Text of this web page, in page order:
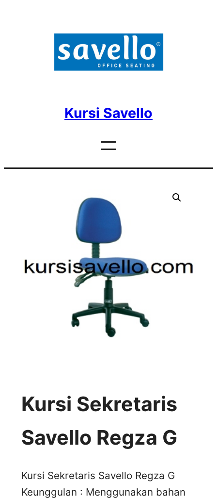
Kursi Savello
Kursi Sekretaris
Savello Regza G
Kursi Sekretaris Savello Regza G
Keunggulan : Menggunakan bahan